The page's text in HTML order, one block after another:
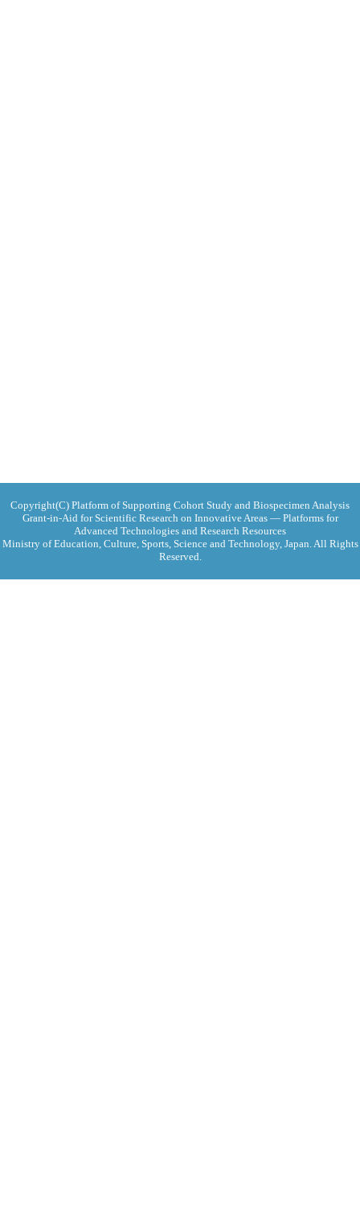
Copyright(C) Platform of Supporting Cohort Study and Biospecimen Analysis
Grant-in-Aid for Scientific Research on Innovative Areas ― Platforms for
Advanced Technologies and Research Resources
Ministry of Education, Culture, Sports, Science and Technology, Japan. All Rights
Reserved.